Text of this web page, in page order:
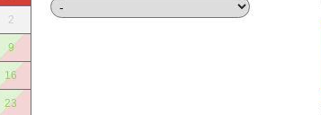
2
9
16
23